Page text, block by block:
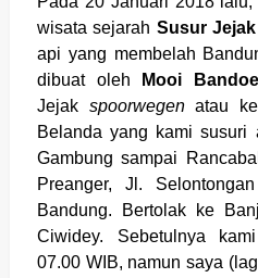
wisata sejarah Susur
api yang membelah
dibuat oleh
Mooi
Jejak spoorwegenatau
Belanda yang kami susuri
Gambung sampai
Preanger, Jl.
Bandung. Bertolak ke
Ciwidey. Sebetulnya
07.00 WIB, namun saya